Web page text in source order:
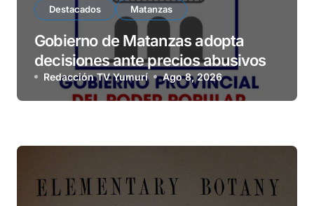
Destacados Matanzas
Gobierno de Matanzas adopta
decisiones ante precios abusivos
Redacción TV Yumurí Ago 8, 2026